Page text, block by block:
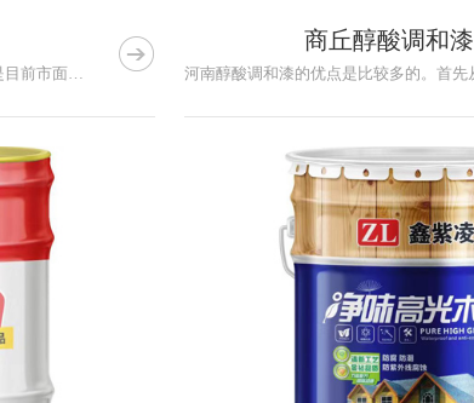
醇酸涂料中都会添加醇酸树脂，这种树脂也是目前市面上经常会用到...
 商丘醇酸调和漆